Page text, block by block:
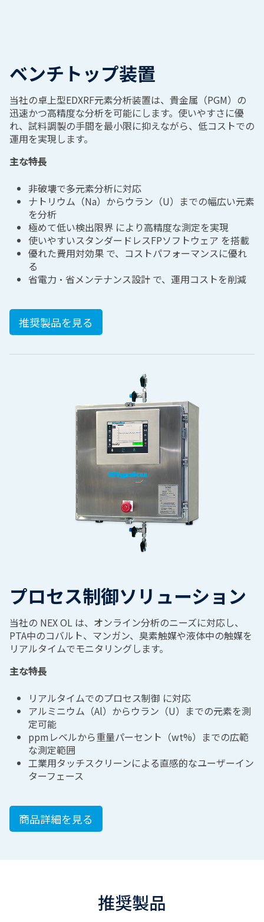
ベンチトップ装置
当社の卓上型EDXRF元素分析装置は、貴金属（PGM）の
迅速かつ高精度な分析を可能にします。使いやすさに優
れ、試料調製の手間を最小限に抑えながら、低コストでの
運用を実現します。
主な特長
非破壊で多元素分析に対応
ナトリウム（Na）からウラン（U）までの幅広い元素
を分析
極めて低い検出限界 により高精度な測定を実現
使いやすいスタンダードレスFPソフトウェア を搭載
優れた費用対効果 で、コストパフォーマンスに優れ
る
省電力・省メンテナンス設計 で、運用コストを削減
推奨製品を見る
プロセス制御ソリューション
当社の NEX OL は、オンライン分析のニーズに対応し、
PTA中のコバルト、マンガン、臭素触媒や液体中の触媒を
リアルタイムでモニタリングします。
主な特長
リアルタイムでのプロセス制御 に対応
アルミニウム（Al）からウラン（U）までの元素を測
定可能
ppmレベルから重量パーセント（wt%）までの広範
な測定範囲
工業用タッチスクリーンによる直感的なユーザーイン
ターフェース
商品詳細を見る
推奨製品